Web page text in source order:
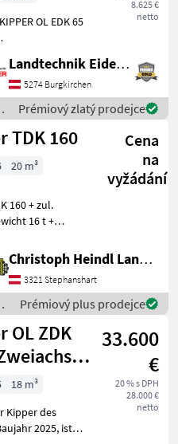
8.625 €
netto
OL EDK 65
C-Rahmen
- Hydraulische
FAD: 25km/h -
a
Landtechnik Eidenhammer GmbH
5274 Burgkirchen
Prémiový zlatý prodejce
TDK 160
Cena
na
vyžádání
20 m³
+ zul.
16 t +
+
+
+
+ K
Christoph Heindl Landtechnik GmbH, Stephanshart
3321 Stephanshart
Prémiový plus prodejce
OL ZDK
33.600
€
20 % s DPH
28.000 €
netto
18 m³
Kipper des